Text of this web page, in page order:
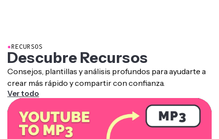
●RECURSOS
Descubre Recursos
Consejos, plantillas y análisis profundos para ayudarte a
crear más rápido y compartir con confianza.
Ver todo